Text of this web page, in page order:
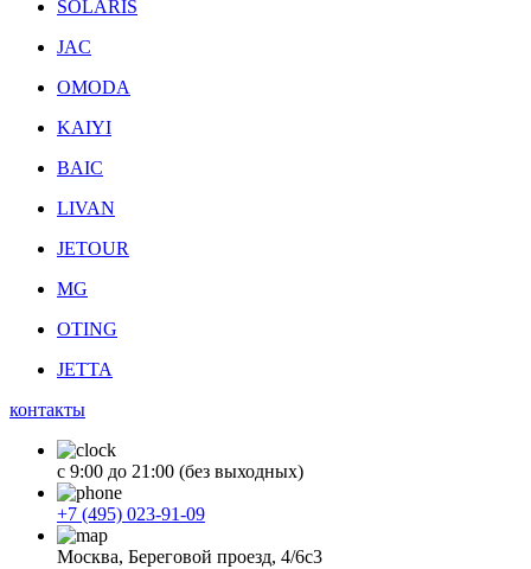
SOLARIS
JAC
OMODA
KAIYI
BAIC
LIVAN
JETOUR
MG
OTING
JETTA
контакты
с 9:00 до 21:00 (без выходных)
+7 (495) 023-91-09
Москва, Береговой проезд, 4/6с3